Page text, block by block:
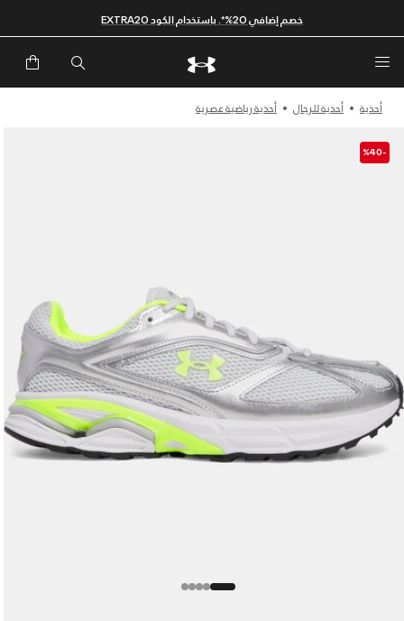
خصم إضافي 20%*. باستخدام الكود EXTRA20
أحذية أحذية للرجال أحذية رياضية عصرية
-%40